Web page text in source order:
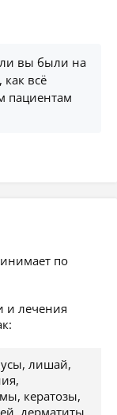
вы были на
всё
пациентам
по
и лечения
лишай,
кератозы,
дерматиты,